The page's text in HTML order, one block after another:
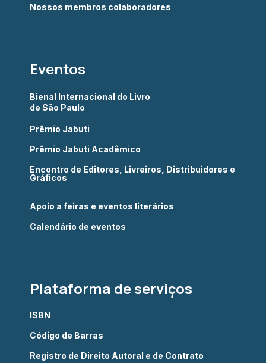
Nossos membros colaboradores
Eventos
Bienal Internacional do Livro
de São Paulo
Prêmio Jabuti
Prêmio Jabuti Acadêmico
Encontro de Editores, Livreiros, Distribuidores e
Gráficos
Apoio a feiras e eventos literários
Calendário de eventos
Plataforma de serviços
ISBN
Código de Barras
Registro de Direito Autoral e de Contrato